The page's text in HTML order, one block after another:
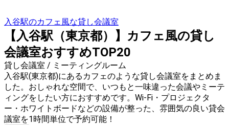
入谷駅のカフェ風な貸し会議室
【入谷駅（東京都）】カフェ風の貸し
会議室おすすめTOP20
貸し会議室 / ミーティングルーム
入谷駅(東京都)にあるカフェのような貸し会議室をまとめま
した。おしゃれな空間で、いつもと一味違った会議やミーテ
ィングをしたい方におすすめです。Wi-Fi・プロジェクタ
ー・ホワイトボードなどの設備が整った、雰囲気の良い貸会
議室を1時間単位で予約可能！